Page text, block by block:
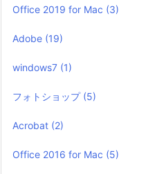
Office 2019 for Mac (3)
Adobe (19)
windows7 (1)
フォトショップ (5)
Acrobat (2)
Office 2016 for Mac (5)